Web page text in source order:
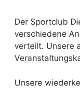
Der Sportclub
verschiedene
verteilt. Unsere
Unsere